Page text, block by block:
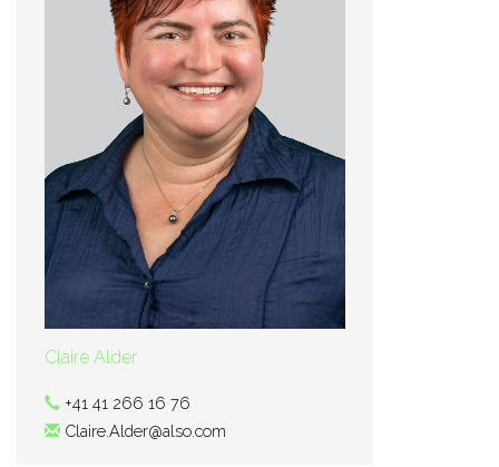
Claire Alder
+41 41 266 16 76
Claire.Alder@also.com